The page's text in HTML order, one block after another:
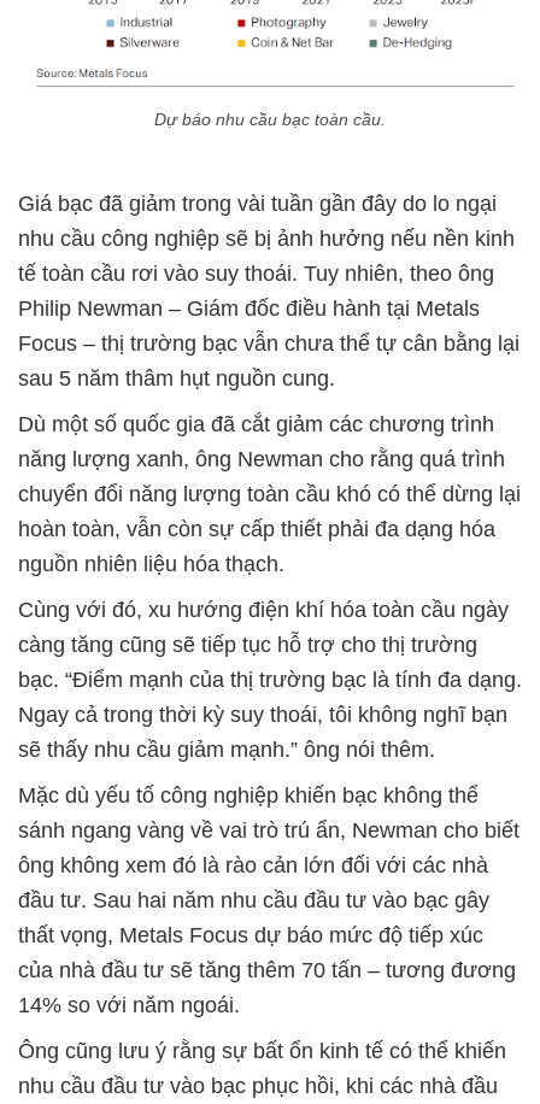
Dự báo nhu cầu bạc toàn cầu.
Giá bạc đã giảm trong vài tuần gần đây do lo ngại
nhu cầu công nghiệp sẽ bị ảnh hưởng nếu nền kinh
tế toàn cầu rơi vào suy thoái. Tuy nhiên, theo ông
Philip Newman – Giám đốc điều hành tại Metals
Focus – thị trường bạc vẫn chưa thể tự cân bằng lại
sau 5 năm thâm hụt nguồn cung.
Dù một số quốc gia đã cắt giảm các chương trình
năng lượng xanh, ông Newman cho rằng quá trình
chuyển đổi năng lượng toàn cầu khó có thể dừng lại
hoàn toàn, vẫn còn sự cấp thiết phải đa dạng hóa
nguồn nhiên liệu hóa thạch.
Cùng với đó, xu hướng điện khí hóa toàn cầu ngày
càng tăng cũng sẽ tiếp tục hỗ trợ cho thị trường
bạc. “Điểm mạnh của thị trường bạc là tính đa dạng.
Ngay cả trong thời kỳ suy thoái, tôi không nghĩ bạn
sẽ thấy nhu cầu giảm mạnh.” ông nói thêm.
Mặc dù yếu tố công nghiệp khiến bạc không thể
sánh ngang vàng về vai trò trú ẩn, Newman cho biết
ông không xem đó là rào cản lớn đối với các nhà
đầu tư. Sau hai năm nhu cầu đầu tư vào bạc gây
thất vọng, Metals Focus dự báo mức độ tiếp xúc
của nhà đầu tư sẽ tăng thêm 70 tấn – tương đương
14% so với năm ngoái.
Ông cũng lưu ý rằng sự bất ổn kinh tế có thể khiến
nhu cầu đầu tư vào bạc phục hồi, khi các nhà đầu